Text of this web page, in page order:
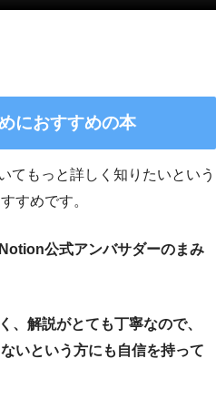
におすすめの本
てもっと詳しく知りたいという
すめです。
公式アンバサダーのまみ
、解説がとても丁寧なので、
いという方にも自信を持って